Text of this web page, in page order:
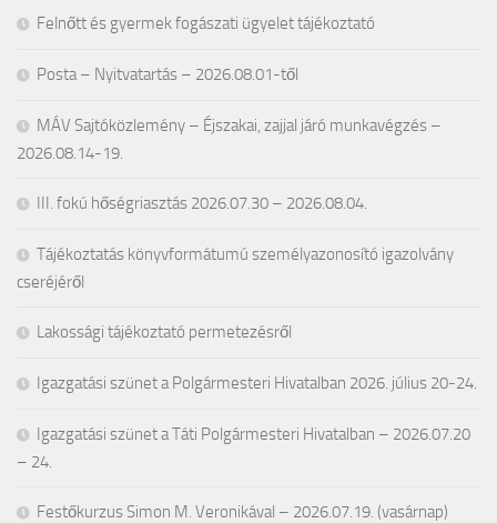
Felnőtt és gyermek fogászati ügyelet tájékoztató
Posta – Nyitvatartás – 2026.08.01-től
MÁV Sajtóközlemény – Éjszakai, zajjal járó munkavégzés –
2026.08.14-19.
III. fokú hőségriasztás 2026.07.30 – 2026.08.04.
Tájékoztatás könyvformátumú személyazonosító igazolvány
cseréjéről
Lakossági tájékoztató permetezésről
Igazgatási szünet a Polgármesteri Hivatalban 2026. július 20-24.
Igazgatási szünet a Táti Polgármesteri Hivatalban – 2026.07.20
– 24.
Festőkurzus Simon M. Veronikával – 2026.07.19. (vasárnap)